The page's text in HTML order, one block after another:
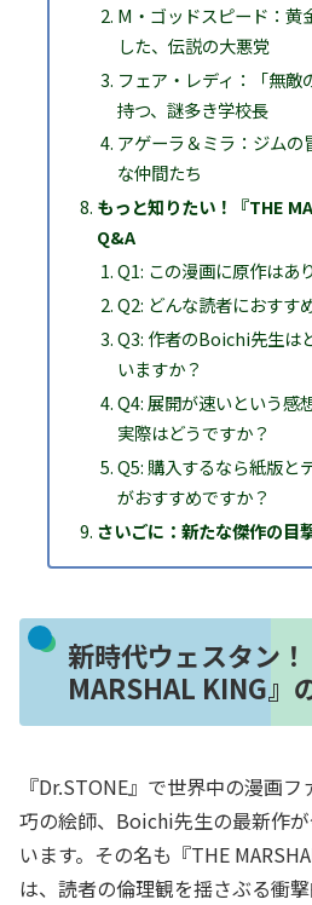
M・ゴッドスピード：黄
した、伝説の大悪党
フェア・レディ：「無敵
持つ、謎多き学校長
アゲーラ＆ミラ：ジムの
な仲間たち
もっと知りたい！『THE
Q&A
Q1: この漫画に原作はあ
Q2: どんな読者におすす
Q3: 作者のBoichi先生は
いますか？
Q4: 展開が速いという感
実際はどうですか？
Q5: 購入するなら紙版と
がおすすめですか？
さいごに：新たな傑作の目
新時代ウェスタン
MARSHAL KING』
『Dr.STONE』で世界中の漫画
巧の絵師、Boichi先生の最新作
います。その名も『THE
は、読者の倫理観を揺さぶる衝